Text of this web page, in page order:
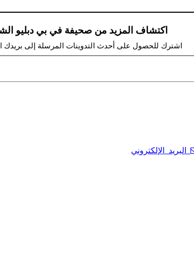
اكتشاف المزيد من صحيفة في بي دبليو
اشترك للحصول على أحدث التدوينات المرسلة إلى بريدك
البريد الإلكتروني